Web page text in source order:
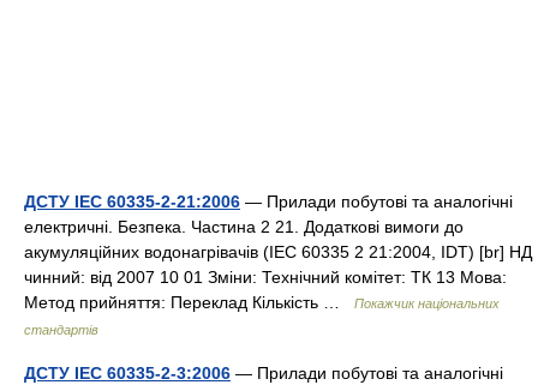
ДСТУ IEC 60335-2-21:2006 — Прилади побутові та аналогічні
електричні. Безпека. Частина 2 21. Додаткові вимоги до
акумуляційних водонагрівачів (IEC 60335 2 21:2004, IDT) [br] НД
чинний: від 2007 10 01 Зміни: Технічний комітет: ТК 13 Мова:
Метод прийняття: Переклад Кількість …
Покажчик національних
стандартів
ДСТУ IEC 60335-2-3:2006 — Прилади побутові та аналогічні